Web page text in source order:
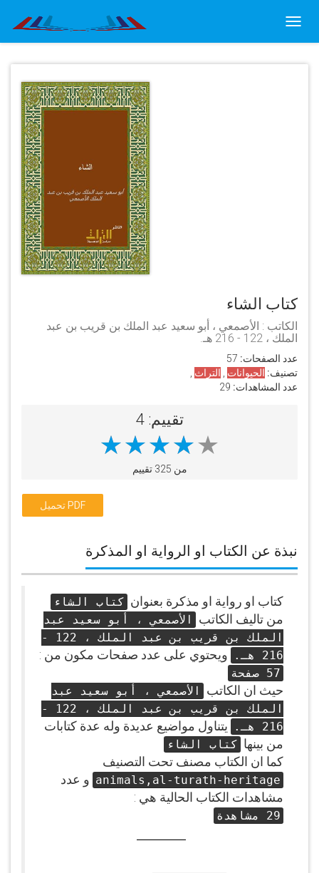
كتاب الشاء
الكاتب : الأصمعي ، أبو سعيد عبد الملك بن قريب بن عبد
الملك ، 122 - 216 هـ.
عدد الصفحات:
تصنيف: الحيوانات التراث
عدد المشاهدات:
تقييم: 4
من 325 تقييم
تحميل PDF
نبذة عن الكتاب او الرواية او المذكرة
كتاب او رواية او مذكرة بعنوان كتاب الشاء
من تاليف الكاتب
الأصمعي ، أبو سعيد عبد
الملك بن قريب بن عبد الملك ، 122 -
216 هـ.
ويحتوي على عدد صفحات مكون من :
57 صفحة
حيث ان الكاتب
الأصمعي ، أبو سعيد عبد
الملك بن قريب بن عبد الملك ، 122 -
216 هـ.
يتناول مواضيع عديدة وله عدة كتابات
من بينها كتاب الشاء
كما ان الكتاب مصنف تحت التصنيف
animals,al-turath-heritage و عدد
مشاهدات الكتاب الحالية هي :
29 مشاهدة